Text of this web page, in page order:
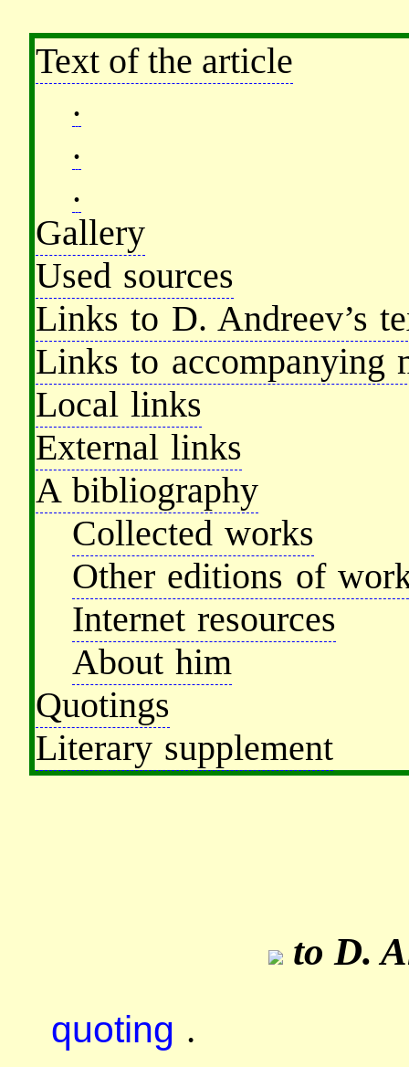
Text of the article
.
.
.
Gallery
Used sources
Links to D. Andreev’s
Links to accompanying
Local links
External links
A bibliography
Collected works
Other editions of
Internet resources
About him
Quotings
Literary supplement
to D.
quoting .